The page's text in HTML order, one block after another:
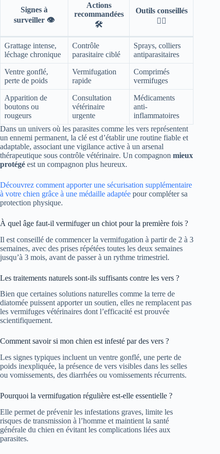
Signes à
surveiller 👁️
Actions
recommandées
🛠️
Outils conseillés
🐕‍🦺
Grattage intense,
léchage chronique
Contrôle
parasitaire ciblé
Sprays, colliers
antiparasitaires
Ventre gonflé,
perte de poids
Vermifugation
rapide
Comprimés
vermifuges
Apparition de
boutons ou
rougeurs
Consultation
vétérinaire
urgente
Médicaments
anti-
inflammatoires
Dans un univers où les parasites comme les vers représentent
un ennemi permanent, la clé est d’établir une routine fiable et
adaptable, associant une vigilance active à un arsenal
thérapeutique sous contrôle vétérinaire. Un compagnon mieux
protégé est un compagnon plus heureux.
Découvrez comment apporter une sécurisation supplémentaire
à votre chien grâce à une médaille adaptée pour compléter sa
protection physique.
À quel âge faut-il vermifuger un chiot pour la première fois ?
Il est conseillé de commencer la vermifugation à partir de 2 à 3
semaines, avec des prises répétées toutes les deux semaines
jusqu’à 3 mois, avant de passer à un rythme trimestriel.
Les traitements naturels sont-ils suffisants contre les vers ?
Bien que certaines solutions naturelles comme la terre de
diatomée puissent apporter un soutien, elles ne remplacent pas
les vermifuges vétérinaires dont l’efficacité est prouvée
scientifiquement.
Comment savoir si mon chien est infesté par des vers ?
Les signes typiques incluent un ventre gonflé, une perte de
poids inexpliquée, la présence de vers visibles dans les selles
ou vomissements, des diarrhées ou vomissements récurrents.
Pourquoi la vermifugation régulière est-elle essentielle ?
Elle permet de prévenir les infestations graves, limite les
risques de transmission à l’homme et maintient la santé
générale du chien en évitant les complications liées aux
parasites.